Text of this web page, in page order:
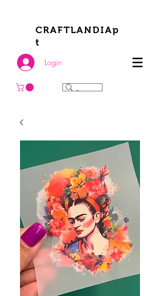
CRAFTLANDIAp
t
Login